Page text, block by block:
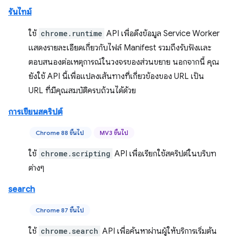
รันไทม์
ใช้ chrome.runtime API เพื่อดึงข้อมูล Service Worker
แสดงรายละเอียดเกี่ยวกับไฟล์ Manifest รวมถึงรับฟังและ
ตอบสนองต่อเหตุการณ์ในวงจรของส่วนขยาย นอกจากนี้ คุณ
ยังใช้ API นี้เพื่อแปลงเส้นทางที่เกี่ยวข้องของ URL เป็น
URL ที่มีคุณสมบัติครบถ้วนได้ด้วย
การเขียนสคริปต์
Chrome 88 ขึ้นไป MV3 ขึ้นไป
ใช้ chrome.scripting API เพื่อเรียกใช้สคริปต์ในบริบท
ต่างๆ
search
Chrome 87 ขึ้นไป
ใช้ chrome.search API เพื่อค้นหาผ่านผู้ให้บริการเริ่มต้น